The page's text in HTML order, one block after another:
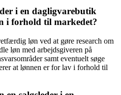
i en dagligvarebutik
i forhold til markedet?
løn ved at gøre research om
løn med arbejdsgiveren på
samt eventuelt søge
at lønnen er for lav i forhold til